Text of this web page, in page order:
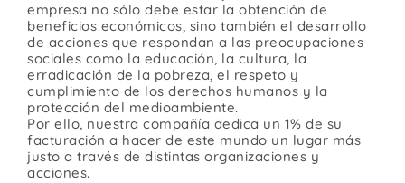
Contacto
empresa no sólo debe estar la obtención de
beneficios económicos, sino también el desarrollo
de acciones que respondan a las preocupaciones
sociales como la educación, la cultura, la
erradicación de la pobreza, el respeto y
cumplimiento de los derechos humanos y la
protección del medioambiente.
Por ello, nuestra compañía dedica un 1% de su
facturación a hacer de este mundo un lugar más
justo a través de distintas organizaciones y
acciones.